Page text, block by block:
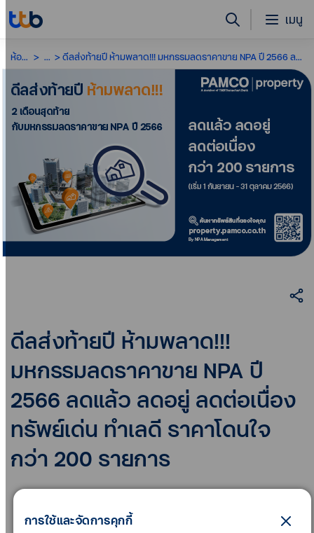
เมนู
ห้องข่าว ... ดีลส่งท้ายปี ห้ามพลาด!!! มหกรรมลดราคาขาย NPA ปี 2566 ลดแล้ว ลดอยู่ ลดต่อเนื่อง ทรัพย์เด่น ทำเลดี ราคาโดนใจ กว่า 200 รายการ
ดีลส่งท้ายปี ห้ามพลาด!!!
มหกรรมลดราคาขาย NPA ปี
2566 ลดแล้ว ลดอยู่ ลดต่อเนื่อง
ทรัพย์เด่น ทำเลดี ราคาโดนใจ
กว่า 200 รายการ
สุดท้าย ใครที่กำลังมองหาทรัพย์สินมือสองราคาลดพิเศษ
การใช้และจัดการคุกกี้